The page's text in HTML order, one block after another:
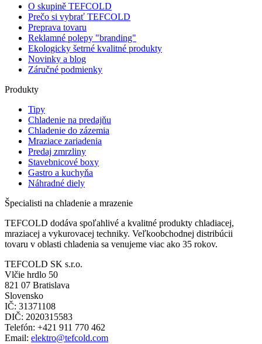
O skupině TEFCOLD
Prečo si vybrať TEFCOLD
Preprava tovaru
Reklamné polepy "branding"
Ekologicky šetrné kvalitné produkty
Novinky a blog
Záručné podmienky
Produkty
Tipy
Chladenie na predajňu
Chladenie do zázemia
Mraziace zariadenia
Predaj zmrzliny
Stavebnicové boxy
Gastro a kuchyňa
Náhradné diely
Špecialisti na chladenie a mrazenie
TEFCOLD dodáva spoľahlivé a kvalitné produkty chladiacej,
mraziacej a vykurovacej techniky. Veľkoobchodnej distribúcii
tovaru v oblasti chladenia sa venujeme viac ako 35 rokov.
TEFCOLD SK s.r.o.
Vlčie hrdlo 50
821 07 Bratislava
Slovensko
IČ: 31371108
DIČ: 2020315583
Telefón: +421 911 770 462
Email: elektro@tefcold.com